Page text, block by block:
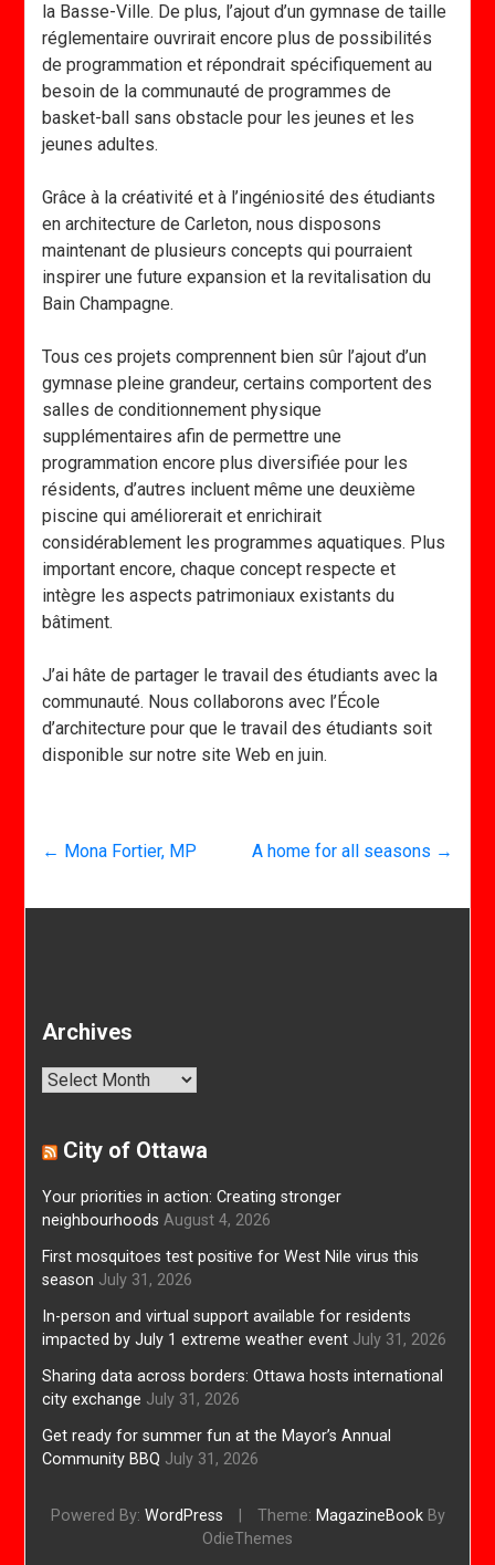
la Basse-Ville. De plus, l’ajout d’un gymnase de taille
réglementaire ouvrirait encore plus de possibilités
de programmation et répondrait spécifiquement au
besoin de la communauté de programmes de
basket-ball sans obstacle pour les jeunes et les
jeunes adultes.
Grâce à la créativité et à l’ingéniosité des étudiants
en architecture de Carleton, nous disposons
maintenant de plusieurs concepts qui pourraient
inspirer une future expansion et la revitalisation du
Bain Champagne.
Tous ces projets comprennent bien sûr l’ajout d’un
gymnase pleine grandeur, certains comportent des
salles de conditionnement physique
supplémentaires afin de permettre une
programmation encore plus diversifiée pour les
résidents, d’autres incluent même une deuxième
piscine qui améliorerait et enrichirait
considérablement les programmes aquatiques. Plus
important encore, chaque concept respecte et
intègre les aspects patrimoniaux existants du
bâtiment.
J’ai hâte de partager le travail des étudiants avec la
communauté. Nous collaborons avec l’École
d’architecture pour que le travail des étudiants soit
disponible sur notre site Web en juin.
← Mona Fortier, MP A home for all seasons →
Archives
Archives
City of Ottawa
Your priorities in action: Creating stronger
neighbourhoods August 4, 2026
First mosquitoes test positive for West Nile virus this
season July 31, 2026
In-person and virtual support available for residents
impacted by July 1 extreme weather event July 31, 2026
Sharing data across borders: Ottawa hosts international
city exchange July 31, 2026
Get ready for summer fun at the Mayor’s Annual
Community BBQ July 31, 2026
Powered By: WordPress Theme: MagazineBookBy
OdieThemes